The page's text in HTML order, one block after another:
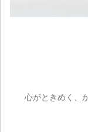
心がときめく、